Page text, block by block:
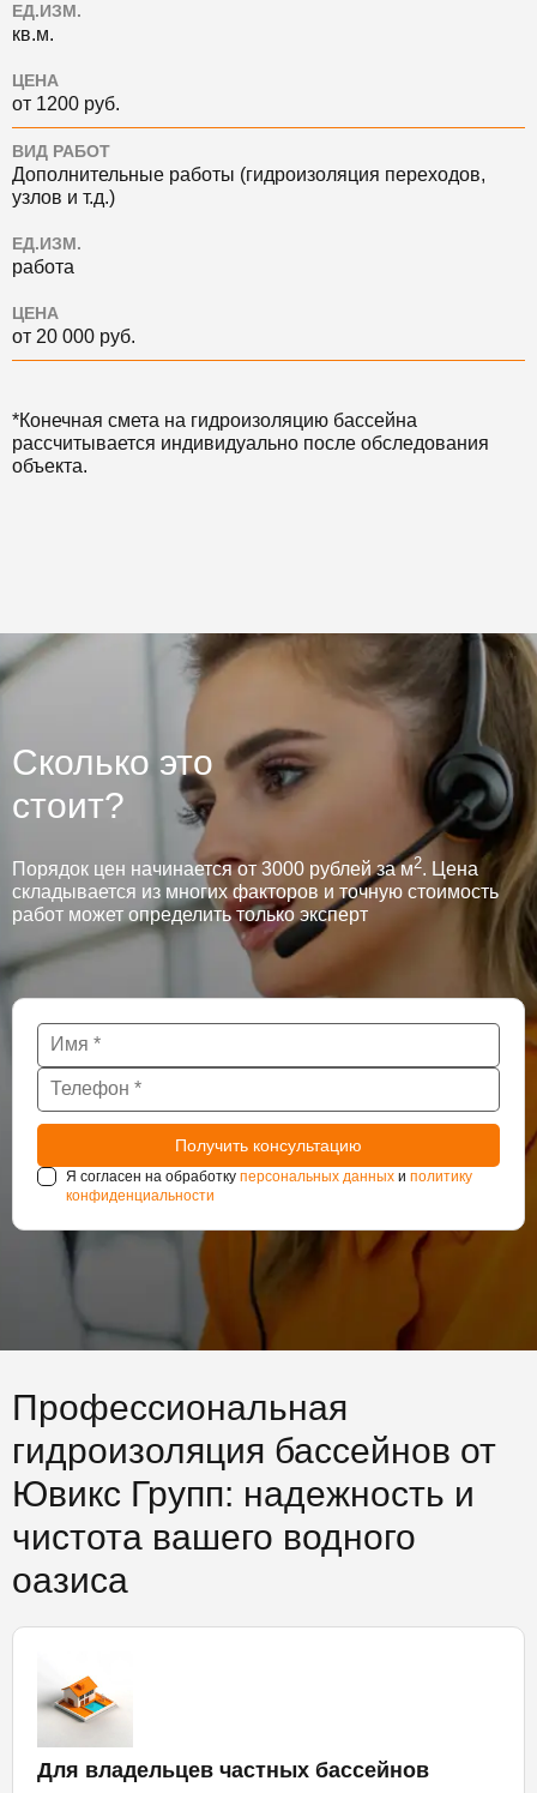
ЕД.ИЗМ.
кв.м.
ЦЕНА
от 1200 руб.
ВИД РАБОТ
Дополнительные работы (гидроизоляция переходов,
узлов и т.д.)
ЕД.ИЗМ.
работа
ЦЕНА
от 20 000 руб.
*Конечная смета на гидроизоляцию бассейна
рассчитывается индивидуально после обследования
объекта.
Сколько это
стоит?
Порядок цен начинается от 3000 рублей за м2. Цена
складывается из многих факторов и точную стоимость
работ может определить только эксперт
Я согласен на обработку персональных данных и политику
конфиденциальности
Профессиональная
гидроизоляция бассейнов от
Ювикс Групп: надежность и
чистота вашего водного
оазиса
Для владельцев частных бассейнов